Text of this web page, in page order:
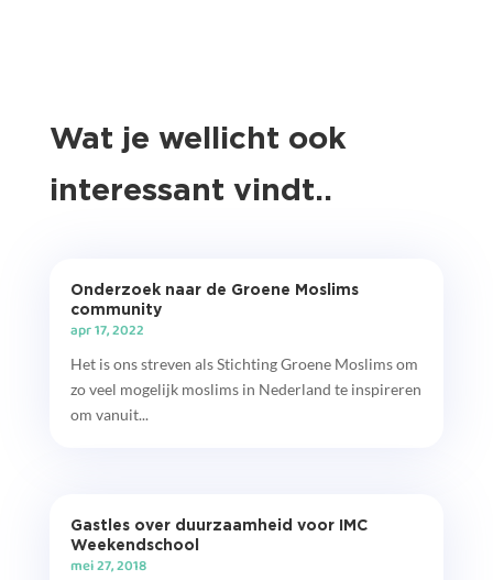
Wat je wellicht ook
interessant vindt..
Onderzoek naar de Groene Moslims
community
apr 17, 2022
Het is ons streven als Stichting Groene Moslims om
zo veel mogelijk moslims in Nederland te inspireren
om vanuit...
Gastles over duurzaamheid voor IMC
Weekendschool
mei 27, 2018